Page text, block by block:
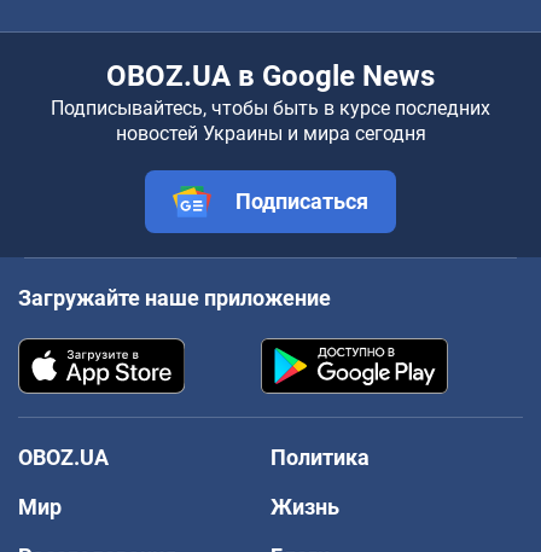
OBOZ.UA в Google News
Подписывайтесь, чтобы быть в курсе последних
новостей Украины и мира сегодня
Подписаться
Загружайте наше приложение
OBOZ.UA
Политика
Мир
Жизнь